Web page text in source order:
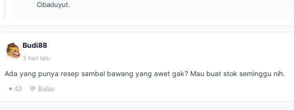
Cibaduyut.
Budi88
3 hari lalu
Ada yang punya resep sambal bawang yang awet gak? Mau buat stok seminggu nih.
♥ 43 💬 Balas